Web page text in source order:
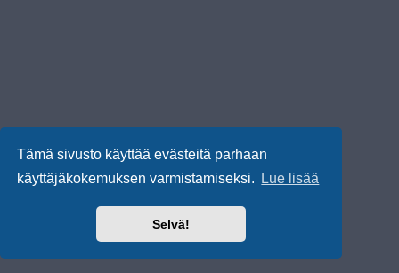
Tämä sivusto käyttää evästeitä parhaan
käyttäjäkokemuksen varmistamiseksi.
Lue lisää
Selvä!